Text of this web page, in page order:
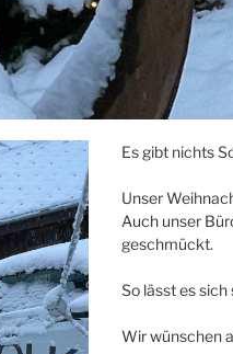
Es gibt nichts
Unser
Auch unser
geschmückt.
So lässt es
Wir wünschen